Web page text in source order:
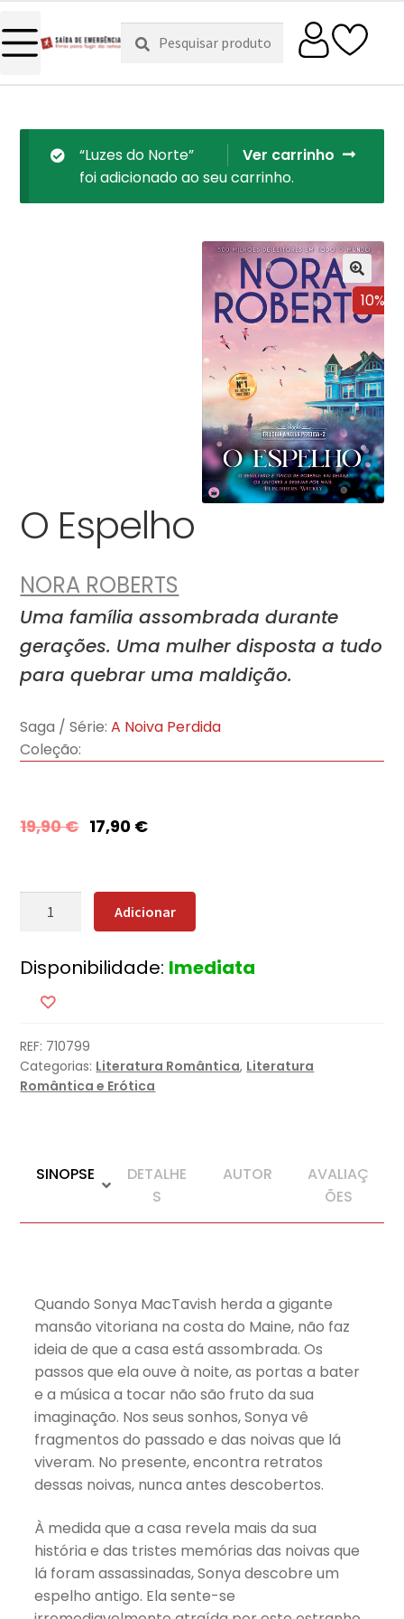
Pesquisar
por:
Pesquisa
Ver carrinho
“Luzes do Norte”
foi adicionado ao seu carrinho.
10%
O Espelho
NORA ROBERTS
Uma família assombrada durante
gerações. Uma mulher disposta a tudo
para quebrar uma maldição.
Saga / Série: A Noiva Perdida
Coleção:
19,90€ 17,90 €
Quantidade
Espelho
Adicionar
Disponibilidade: Imediata
REF: 710799
Categorias: Literatura Romântica, Literatura
Romântica e Erótica
SINOPSE
DETALHE
S
AUTOR
AVALIAÇ
ÕES
Quando Sonya MacTavish herda a gigante
mansão vitoriana na costa do Maine, não faz
ideia de que a casa está assombrada. Os
passos que ela ouve à noite, as portas a bater
e a música a tocar não são fruto da sua
imaginação. Nos seus sonhos, Sonya vê
fragmentos do passado e das noivas que lá
viveram. No presente, encontra retratos
dessas noivas, nunca antes descobertos.
À medida que a casa revela mais da sua
história e das tristes memórias das noivas que
lá foram assassinadas, Sonya descobre um
espelho antigo. Ela sente-se